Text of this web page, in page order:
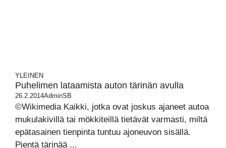
YLEINEN
Puhelimen lataamista auton tärinän avulla
26.2.2014AdminSB
©Wikimedia Kaikki, jotka ovat joskus ajaneet autoa
mukulakivillä tai mökkiteillä tietävät varmasti, miltä
epätasainen tienpinta tuntuu ajoneuvon sisällä.
Pientä tärinää ...